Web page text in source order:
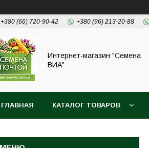
+380 (66) 720-90-42 +380 (96) 213-20-88
Интернет-магазин "Семена
ВИА"
ГЛАВНАЯ КАТАЛОГ ТОВАРОВ